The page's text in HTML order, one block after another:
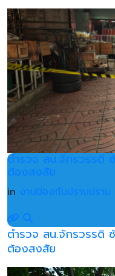
ตำรวจ สน.จักรวรรดิ
ต้องสงสัย
in งานป้องกันปราบปราม
ตำรวจ สน.จักรวรรดิ
ต้องสงสัย